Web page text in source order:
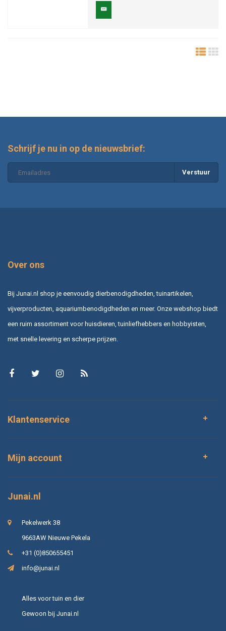
Schrijf je nu in op de nieuwsbrief:
Verstuur
Over ons
Bij Junai.nl shop je eenvoudig dierbenodigdheden, tuinartikelen,
vijverproducten, aquariumbenodigdheden en meer. Onze webshop biedt
een ruim assortiment voor huisdieren, tuinliefhebbers en hobbyisten,
met snelle levering en scherpe prijzen.
Klantenservice
Mijn account
Junai.nl
Pekelwerk 38
9663AW Nieuwe Pekela
+31 (0)850655451
info@junai.nl
Alles voor tuin en dier
Gewoon bij Junai.nl